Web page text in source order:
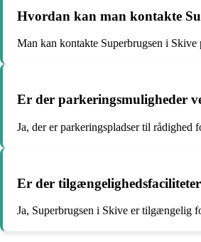
Hvordan kan man kontakte
Man kan kontakte Superbrugsen i Skive
Er der parkeringsmuligheder
Ja, der er parkeringspladser til rådighed
Er der
Ja, Superbrugsen i Skive er tilgængelig